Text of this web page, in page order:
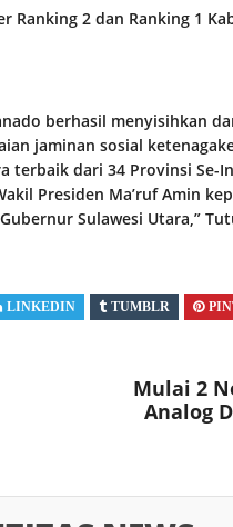
Ranking 2 dan Ranking 1
berhasil menyisihkan
jaminan sosial
terbaik dari 34 Provinsi Se-
Presiden Ma’ruf Amin
Sulawesi Utara,”
LINKEDIN TUMBLR
Mulai 2
Analog